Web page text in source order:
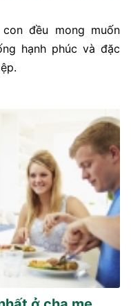
đều mong muốn
hạnh phúc và đặc